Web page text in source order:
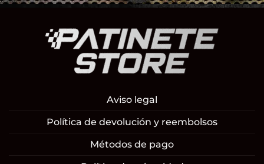
Aviso legal
Política de devolución y reembolsos
Métodos de pago